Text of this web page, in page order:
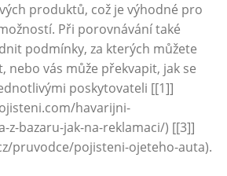
produktů, což je výhodné pro
Při porovnávání také
podmínky, za kterých můžete
nebo vás může překvapit, jak se
poskytovateli [[1]]
havarijni-
z-bazaru-jak-na-reklamaci/) [[3]]
pruvodce/pojisteni-ojeteho-auta).